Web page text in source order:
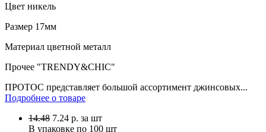
Цвет никель
Размер 17мм
Материал цветной металл
Прочее "TRENDY&CHIC"
ПРОТОС представляет большой ассортимент джинсовых...
Подробнее о товаре
14.48 7.24 р. за шт
В упаковке по 100 шт